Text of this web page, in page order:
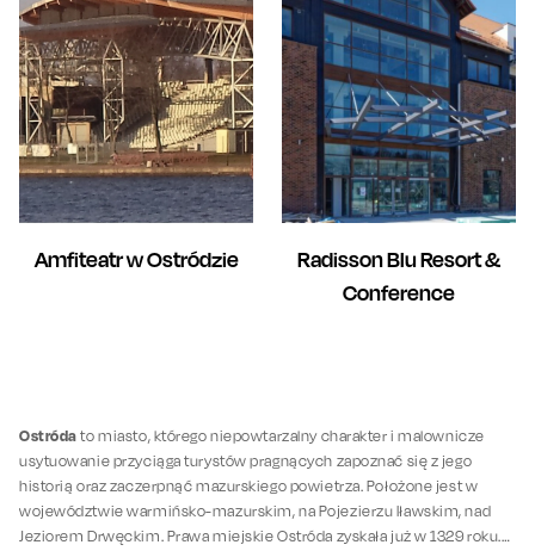
Amfiteatr w Ostródzie
Radisson Blu Resort &
Conference
Ostróda to miasto, którego niepowtarzalny charakter i malownicze
usytuowanie przyciąga turystów pragnących zapoznać się z jego
historią oraz zaczerpnąć mazurskiego powietrza. Położone jest w
województwie warmińsko-mazurskim, na Pojezierzu Iławskim, nad
Jeziorem Drwęckim. Prawa miejskie Ostróda zyskała już w 1329 roku.